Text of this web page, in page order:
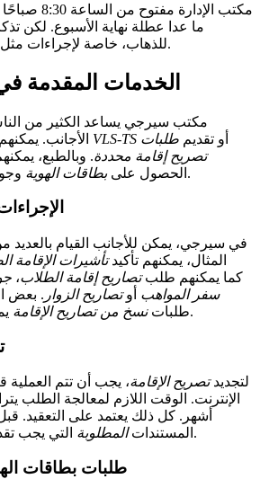
ما عدا عطلة نهاية الأسبوع. لكن
للذهاب، خاصة لإجراءات مثل.
الخدمات المقدمة
مكتب سيرجي يساعد الكثير من
VLS-TS أو تقديم طلبات
تصريح إقامة محددة. وبالطبع،
الحصول علىبطاقات الهوية ممكن أيضًا.
في سيرجي، يمكن للأجانب القيام بالعديد
المثال، يمكنهم تأكيدتأشيرات الإقامة
. كما يمكنهم طلبتصاريح إقامة الطلاب،
سفر المواهب أوتصاريح الزوار . بعض
طلباتنسخ من تصاريح الإقامة يمكن أن تتم عبر الإنترنت.
لتجديدتصريح الإقامة، يجب أن تتم العملية
الإنترنت. الوقت اللازم لمعالجة الطلب
أشهر. كل ذلك يعتمد على التعقيد.
المستنداتالمطلوبة التي يجب تقديمها على موقع المكتب.
طلبات بطاقات